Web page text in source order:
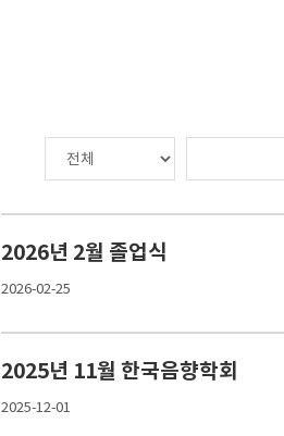
2026년 2월 졸업식
2026-02-25
2025년 11월 한국음향학회
2025-12-01